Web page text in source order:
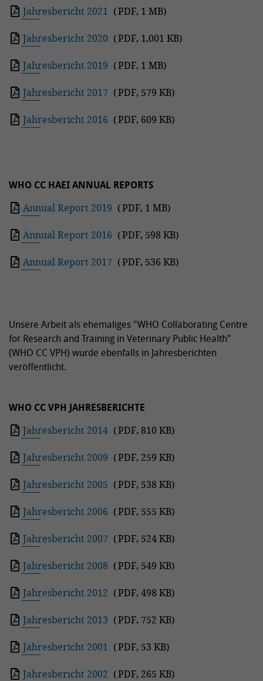
Jahresbericht 2021 (PDF, 1 MB)
Jahresbericht 2020 (PDF, 1,001 KB)
Jahresbericht 2019 (PDF, 1 MB)
Jahresbericht 2017 (PDF, 579 KB)
Jahresbericht 2016 (PDF, 609 KB)
WHO CC HAEI ANNUAL REPORTS
Annual Report 2019 (PDF, 1 MB)
Annual Report 2016 (PDF, 598 KB)
Annual Report 2017 (PDF, 536 KB)
Unsere Arbeit als ehemaliges "WHO Collaborating Centre
for Research and Training in Veterinary Public Health"
(WHO CC VPH) wurde ebenfalls in Jahresberichten
veröffentlicht.
WHO CC VPH JAHRESBERICHTE
Jahresbericht 2014 (PDF, 810 KB)
Jahresbericht 2009 (PDF, 259 KB)
Jahresbericht 2005 (PDF, 538 KB)
Jahresbericht 2006 (PDF, 555 KB)
Jahresbericht 2007 (PDF, 524 KB)
Jahresbericht 2008 (PDF, 549 KB)
Jahresbericht 2012 (PDF, 498 KB)
Jahresbericht 2013 (PDF, 752 KB)
Jahresbericht 2001 (PDF, 53 KB)
Jahresbericht 2002 (PDF, 265 KB)